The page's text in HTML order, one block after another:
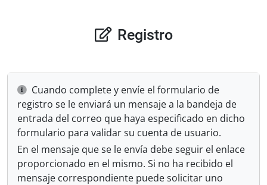
Registro
registro se le enviará un mensaje a la bandeja de
entrada del correo que haya especificado en dicho
formulario para validar su cuenta de usuario.
En el mensaje que se le envía debe seguir el enlace
proporcionado en el mismo. Si no ha recibido el
mensaje correspondiente puede solicitar uno